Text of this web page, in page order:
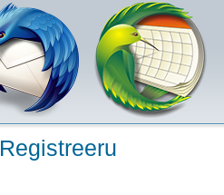
Registreeru